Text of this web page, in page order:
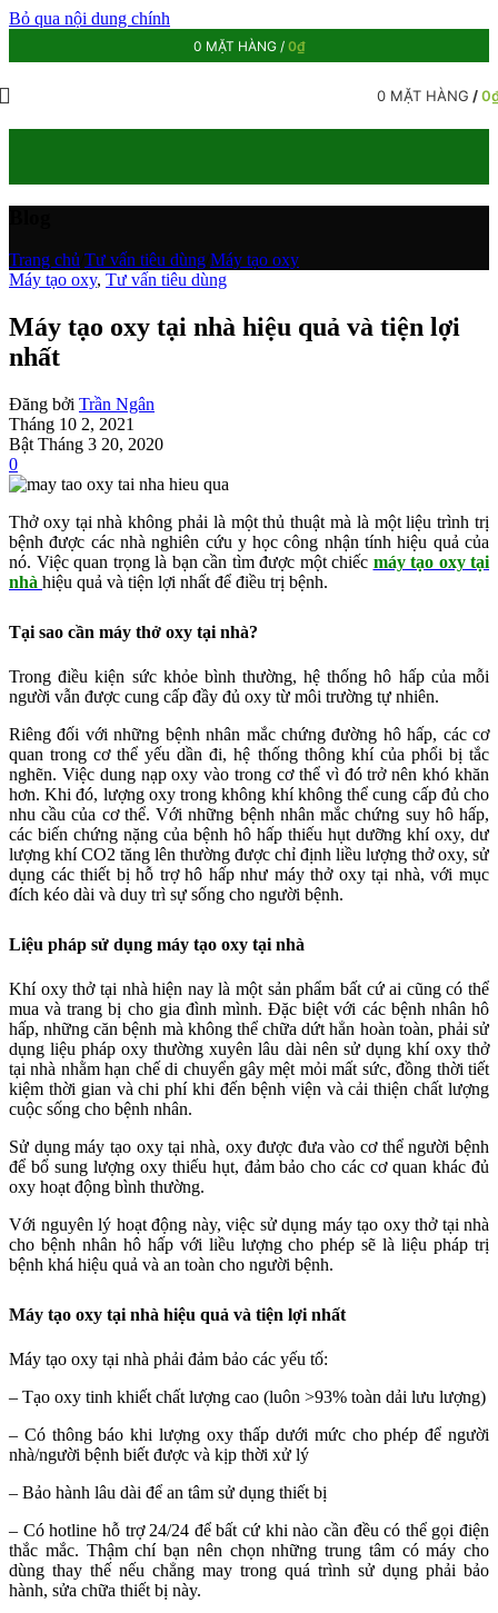
Bỏ qua nội dung chính
0 MẶT HÀNG / 0₫
0 MẶT HÀNG /0
Trang chủ Tư vấn tiêu dùng Máy tạo oxy
Máy tạo oxy, Tư vấn tiêu dùng
Máy tạo oxy tại nhà hiệu quả và tiện lợi
nhất
Đăng bởi Trần Ngân
Tháng 10 2, 2021
Bật Tháng 3 20, 2020
0
Thở oxy tại nhà không phải là một thủ thuật mà là một liệu trình trị
bệnh được các nhà nghiên cứu y học công nhận tính hiệu quả của
nó. Việc quan trọng là bạn cần tìm được một chiếc máy tạo oxy tại
nhà hiệu quả và tiện lợi nhất để điều trị bệnh.
Tại sao cần máy thở oxy tại nhà?
Trong điều kiện sức khỏe bình thường, hệ thống hô hấp của mỗi
người vẫn được cung cấp đầy đủ oxy từ môi trường tự nhiên.
Riêng đối với những bệnh nhân mắc chứng đường hô hấp, các cơ
quan trong cơ thể yếu dần đi, hệ thống thông khí của phổi bị tắc
nghẽn. Việc dung nạp oxy vào trong cơ thể vì đó trở nên khó khăn
hơn. Khi đó, lượng oxy trong không khí không thể cung cấp đủ cho
nhu cầu của cơ thể. Với những bệnh nhân mắc chứng suy hô hấp,
các biến chứng nặng của bệnh hô hấp thiếu hụt dưỡng khí oxy, dư
lượng khí CO2 tăng lên thường được chỉ định liều lượng thở oxy, sử
dụng các thiết bị hỗ trợ hô hấp như máy thở oxy tại nhà, với mục
đích kéo dài và duy trì sự sống cho người bệnh.
Liệu pháp sử dụng máy tạo oxy tại nhà
Khí oxy thở tại nhà hiện nay là một sản phẩm bất cứ ai cũng có thể
mua và trang bị cho gia đình mình. Đặc biệt với các bệnh nhân hô
hấp, những căn bệnh mà không thể chữa dứt hẳn hoàn toàn, phải sử
dụng liệu pháp oxy thường xuyên lâu dài nên sử dụng khí oxy thở
tại nhà nhằm hạn chế di chuyển gây mệt mỏi mất sức, đồng thời tiết
kiệm thời gian và chi phí khi đến bệnh viện và cải thiện chất lượng
cuộc sống cho bệnh nhân.
Sử dụng máy tạo oxy tại nhà, oxy được đưa vào cơ thể người bệnh
để bổ sung lượng oxy thiếu hụt, đảm bảo cho các cơ quan khác đủ
oxy hoạt động bình thường.
Với nguyên lý hoạt động này, việc sử dụng máy tạo oxy thở tại nhà
cho bệnh nhân hô hấp với liều lượng cho phép sẽ là liệu pháp trị
bệnh khá hiệu quả và an toàn cho người bệnh.
Máy tạo oxy tại nhà hiệu quả và tiện lợi nhất
Máy tạo oxy tại nhà phải đảm bảo các yếu tố:
– Tạo oxy tinh khiết chất lượng cao (luôn >93% toàn dải lưu lượng)
– Có thông báo khi lượng oxy thấp dưới mức cho phép để người
nhà/người bệnh biết được và kịp thời xử lý
– Bảo hành lâu dài để an tâm sử dụng thiết bị
– Có hotline hỗ trợ 24/24 để bất cứ khi nào cần đều có thể gọi điện
thắc mắc. Thậm chí bạn nên chọn những trung tâm có máy cho
dùng thay thế nếu chẳng may trong quá trình sử dụng phải bảo
hành, sửa chữa thiết bị này.